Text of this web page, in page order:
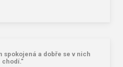
spokojená a dobře se v nich
chodí.“